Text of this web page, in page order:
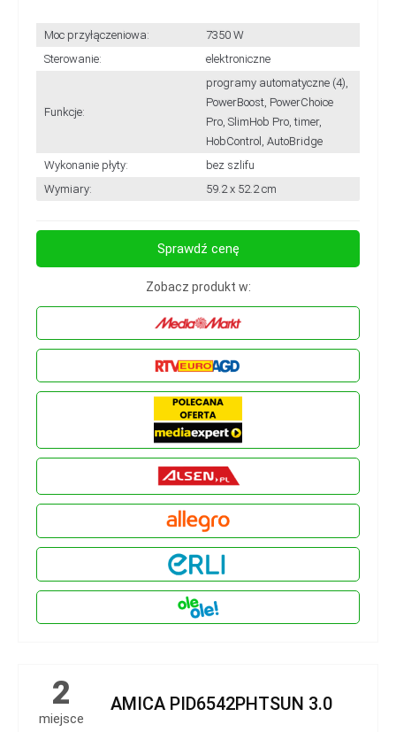
Moc przyłączeniowa:
7350 W
Sterowanie:
elektroniczne
Funkcje:
programy automatyczne (4),
PowerBoost, PowerChoice
Pro, SlimHob Pro, timer,
HobControl, AutoBridge
Wykonanie płyty:
bez szlifu
Wymiary:
59.2 x 52.2 cm
Sprawdź cenę
Zobacz produkt w:
2
miejsce
AMICA PID6542PHTSUN 3.0